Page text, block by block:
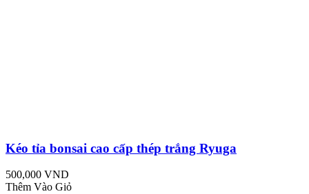
Kéo tỉa bonsai cao cấp thép trắng Ryuga
500,000 VND
Thêm Vào Giỏ